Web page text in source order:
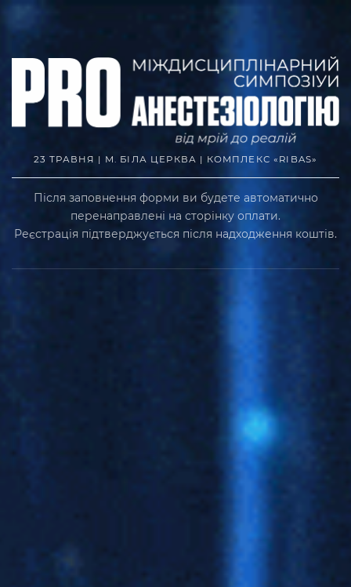
23 ТРАВНЯ | М. БІЛА ЦЕРКВА | КОМПЛЕКС «RIBAS»
Після заповнення форми ви будете автоматично
перенаправлені на сторінку оплати.
Реєстрація підтверджується після надходження коштів.